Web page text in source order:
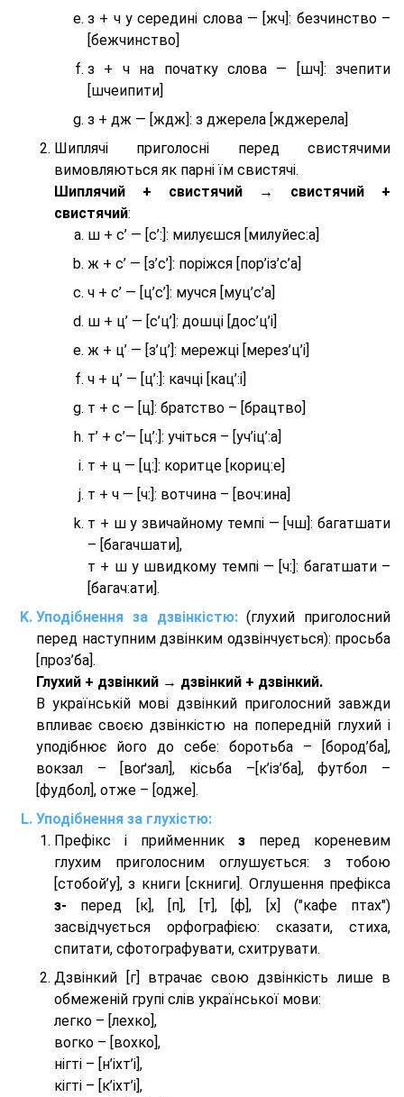
з + ч у середині слова — [жч]: безчинство –
[бежчинство]
з + ч на початку слова — [шч]: зчепити
[шчеипити]
з + дж — [ждж]: з джерела [жджерела]
Шиплячі приголосні перед свистячими
вимовляються як парні їм свистячі.
Шиплячий + свистячий → свистячий +
свистячий:
ш + с’ — [с’:]: милуєшся [милуйес:а]
ж + с’ — [з’с’]: поріжся [пор’із’с’а]
ч + с’ — [ц’с’]: мучся [муц’с’а]
ш + ц’ — [с’ц’]: дошці [дос’ц’і]
ж + ц’ — [з’ц’]: мережці [мерез’ц’і]
ч + ц’ — [ц’:]: качці [кац’:і]
т + с — [ц]: братство – [брaцтво]
т’ + с’— [ц’:]: учіться – [уч’іц’:a]
т + ц — [ц:]: коритце [кориц:е]
т + ч — [ч:]: вотчина – [вoч:ина]
т + ш у звичайному темпі — [чш]: багатшати
– [багачшати],
т + ш у швидкому темпі — [ч:]: багатшати –
[багач:ати].
Уподібнення за дзвінкістю:(глухий приголосний
перед наступним дзвінким одзвінчується): просьба
[проз’ба].
Глухий + дзвінкий → дзвінкий + дзвінкий.
В українській мові дзвінкий приголосний завжди
впливає своєю дзвінкістю на попередній глухий і
уподібнює його до себе: боротьба – [бород’ба],
вокзал – [воґзал], кісьба –[к’із’ба], футбол –
[фудбол], отже – [одже].
Уподібнення за глухістю:
Префікс і прийменник з перед кореневим
глухим приголосним оглушується: з тобою
[стобой’у], з книги [скниги]. Оглушення префікса
з- перед [к], [п], [т], [ф], [х] ("кафе птах")
засвідчується орфографією: сказати, стиха,
спитати, сфотографувати, схитрувати.
Дзвінкий [г] втрачає свою дзвінкість лише в
обмеженій групі слів української мови:
легко – [лехко],
вогко – [вохко],
нігті – [н’іхт’і],
кігті – [к’іхт’і],